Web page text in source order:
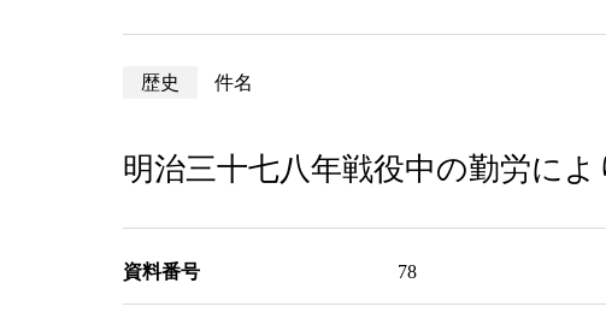
歴史 件名
明治三十七八年戦役中の勤労に
資料番号 78